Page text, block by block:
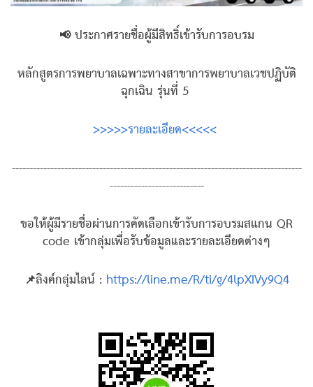
📢 ประกาศรายชื่อผู้มีสิทธิ์เข้ารับการอบรม
หลักสูตรการพยาบาลเฉพาะทางสาขาการพยาบาลเวชปฏิบัติ
ฉุกเฉิน รุ่นที่ 5
>>>>>รายละเอียด<<<<<
-----------------------------------------------------------------------------------
---------------------------
ขอให้ผู้มีรายชื่อผ่านการคัดเลือกเข้ารับการอบรมสแกน QR
code เข้ากลุ่มเพื่อรับข้อมูลและรายละเอียดต่างๆ
📌ลิงค์กลุ่มไลน์ : https://line.me/R/ti/g/4lpXIVy9Q4